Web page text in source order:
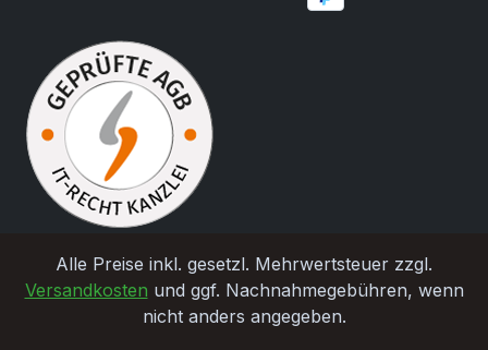
Alle Preise inkl. gesetzl. Mehrwertsteuer zzgl.
Versandkosten und ggf. Nachnahmegebühren, wenn
nicht anders angegeben.